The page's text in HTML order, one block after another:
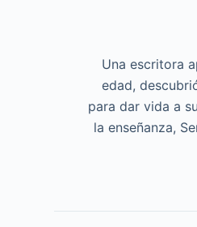
Una escritora
edad,
para dar vida a
la enseñanza,